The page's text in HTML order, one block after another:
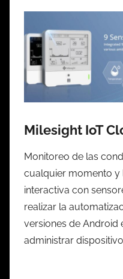
Milesight IoT
Monitoreo de las
cualquier momento y
interactiva con
realizar la
versiones de Android
administrar